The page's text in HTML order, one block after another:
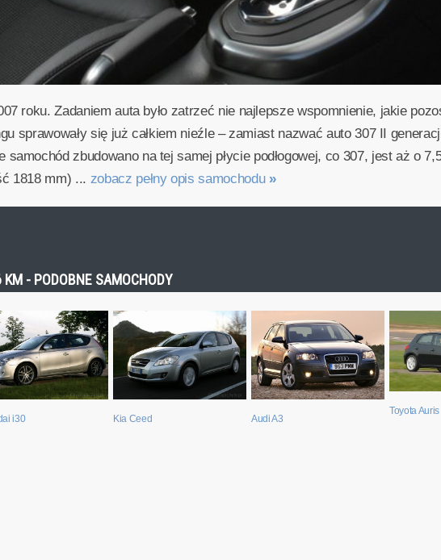
roku. Zadaniem auta było zatrzeć nie najlepsze wspomnienie, jakie
sprawowały się już całkiem nieźle – zamiast nazwać auto 307 II
samochód zbudowano na tej samej płycie podłogowej, co 307, jest aż o
1818 mm) ... zobacz pełny opis samochodu »
- PODOBNE SAMOCHODY
i30 Kia Ceed Audi A3
Toyota Auris